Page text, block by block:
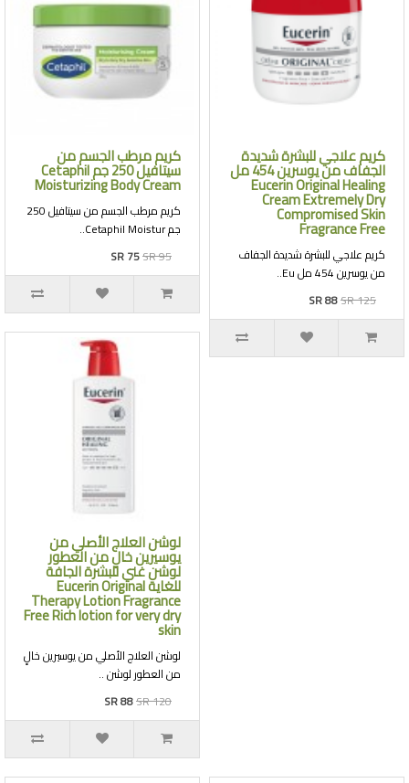
كريم علاجي للبشرة شديدة
الجفاف من يوسرين 454 مل
Eucerin Original Healing
Cream Extremely Dry
Compromised Skin
Fragrance Free
كريم علاجي للبشرة شديدة الجفاف
من يوسرين 454 مل Eu..
SR 88SR 125
كريم مرطب الجسم من
سيتافيل 250 جم Cetaphil
Moisturizing Body Cream
كريم مرطب الجسم من سيتافيل 250
جم Cetaphil Moistur..
SR 75SR 95
لوشن العلاج الأصلي من
يوسيرين خالٍ من العطور
لوشن غني للبشرة الجافة
للغاية Eucerin Original
Therapy Lotion Fragrance
Free Rich lotion for very dry
skin
لوشن العلاج الأصلي من يوسيرين خالٍ
من العطور لوشن ..
SR 88SR 120